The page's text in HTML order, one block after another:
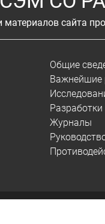
материалов сайта
Общие
Важнейшие
Разработки
Журналы